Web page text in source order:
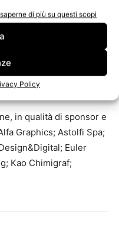
di più su questi scopi
Policy
i nostri partner. Le
fedelmente sono, infatti,
noi è una conferma
sempre più
ha concluso
in qualità di sponsor e
Graphics; Astolfi Spa;
Euler
Kao Chimigraf;